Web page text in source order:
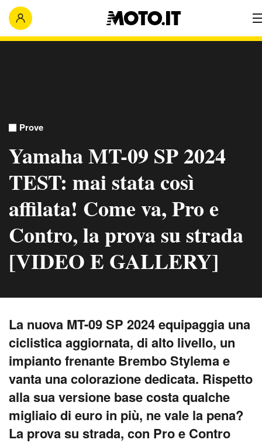
Prove
Yamaha MT-09 SP 2024
TEST: mai stata così
affilata! Come va, Pro e
Contro, la prova su strada
[VIDEO E GALLERY]
La nuova MT-09 SP 2024 equipaggia una
ciclistica aggiornata, di alto livello, un
impianto frenante Brembo Stylema e
vanta una colorazione dedicata. Rispetto
alla sua versione base costa qualche
migliaio di euro in più, ne vale la pena?
La prova su strada, con Pro e Contro